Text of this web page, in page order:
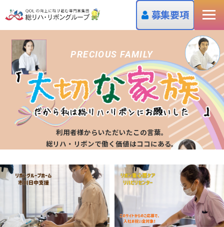
募集要項
PRECIOUS FAMILY
利用者様からいただいたこの言葉。
総リハ・リボンで働く価値はココにある。